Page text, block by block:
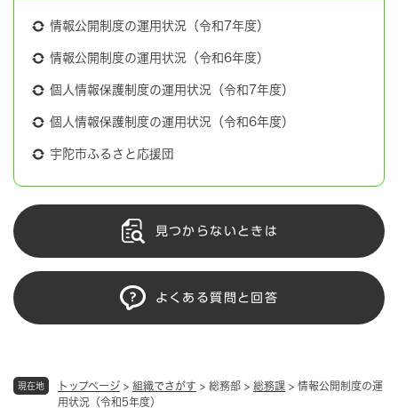
現在地 トップページ > 組織でさがす > 総務部 > 総務課 > 情報公開制度の運
用状況（令和5年度）
情報公開制度の運用状況（令和7年度）
情報公開制度の運用状況（令和6年度）
個人情報保護制度の運用状況（令和7年度）
個人情報保護制度の運用状況（令和6年度）
宇陀市ふるさと応援団
見つからないときは
よくある質問と回答